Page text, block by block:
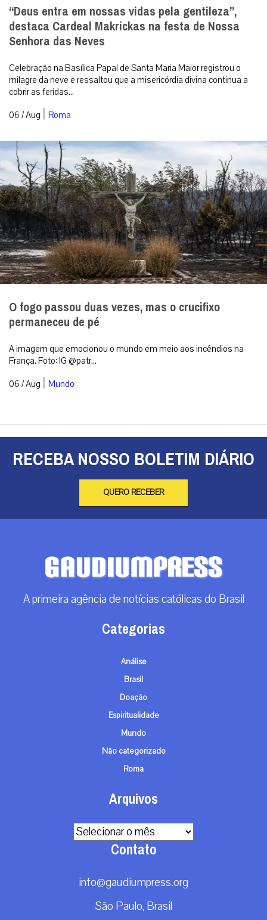
“Deus entra em nossas vidas pela gentileza”,
destaca Cardeal Makrickas na festa de Nossa
Senhora das Neves
Celebração na Basílica Papal de Santa Maria Maior registrou o
milagre da neve e ressaltou que a misericórdia divina continua a
cobrir as feridas...
06 / Aug | Roma
O fogo passou duas vezes, mas o crucifixo
permaneceu de pé
A imagem que emocionou o mundo em meio aos incêndios na
França. Foto: IG @patr...
06 / Aug | Mundo
RECEBA NOSSO BOLETIM DIÁRIO
QUERO RECEBER
A primeira agência de notícias católicas do Brasil
Categorias
Análise
Brasil
Doação
Espiritualidade
Mundo
Não categorizado
Roma
Arquivos
Arquivos
Contato
info@gaudiumpress.org
São Paulo, Brasil